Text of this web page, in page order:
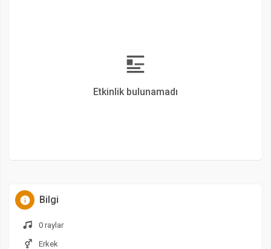
Etkinlik bulunamadı
Bilgi
0 raylar
Erkek